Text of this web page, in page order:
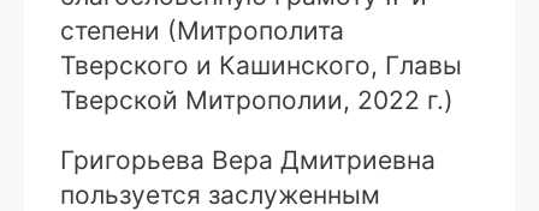
степени (Митрополита
Тверского и Кашинского, Главы
Тверской Митрополии, 2022 г.)
Григорьева Вера Дмитриевна
пользуется заслуженным